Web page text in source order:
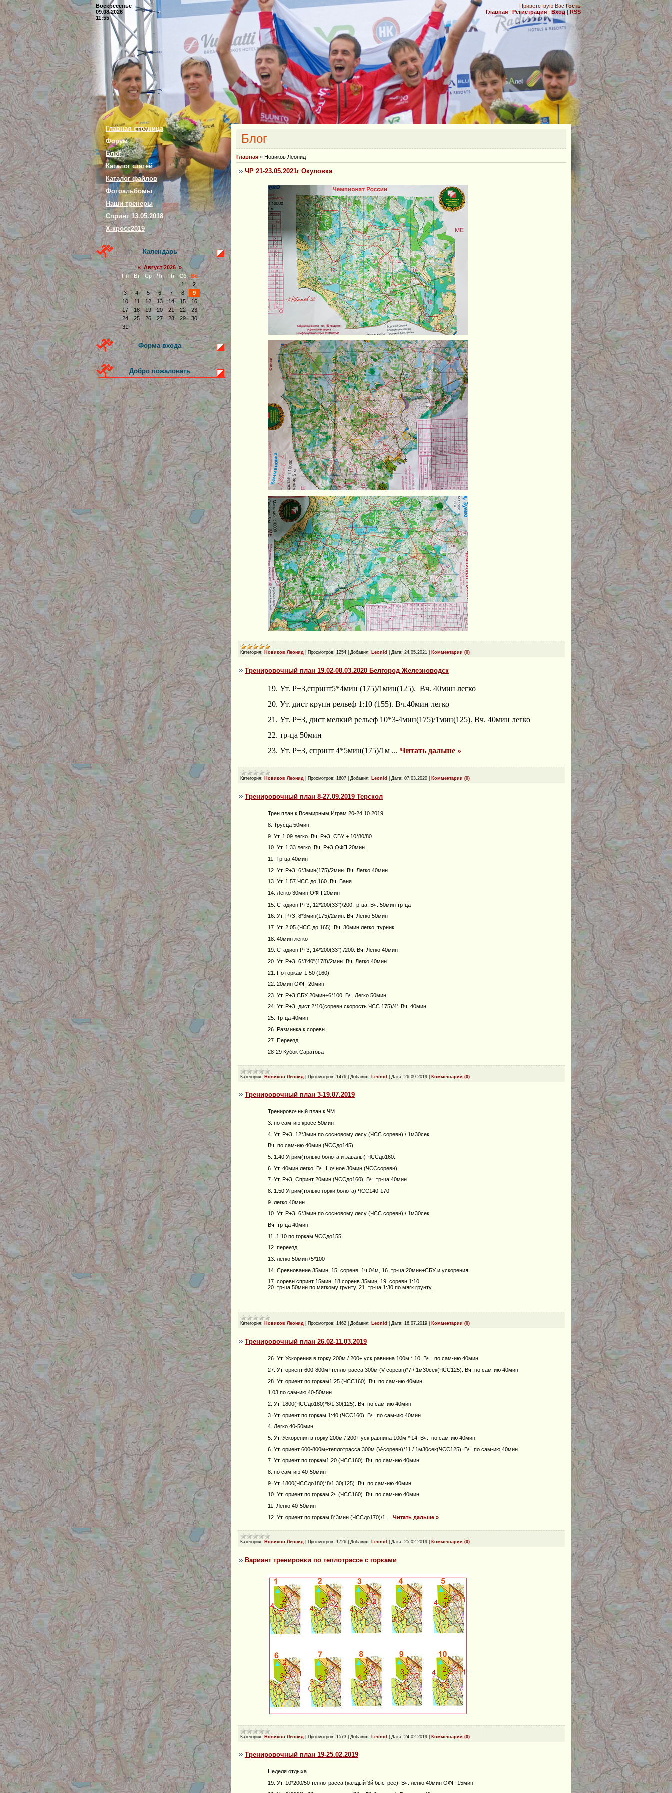
Воскресенье
09.08.2026
11:55
Приветствую Вас Гость
Главная | Регистрация | Вход | RSS
Главная страница
Форум
Блог
Каталог статей
Каталог файлов
Фотоальбомы
Наши тренеры
Спринт 13.05.2018
Х-кросс2019
Календарь
« Август 2026 »
Пн
Вт Ср Чт Пт Сб
Вс
1
2
3
4 5 6 7 8
9
10
11 12 13 14 15
16
17
18 19 20 21 22
23
24
25 26 27 28 29
30
31
Форма входа
Добро пожаловать
Блог
Главная » Новиков Леонид
ЧР 21-23.05.2021г Окуловка
Категория: Новиков Леонид Просмотров: 1254 Добавил: Leonid Дата: 24.05.2021 Комментарии (0)
Тренировочный план 19.02-08.03.2020 Белгород Железноводск
19. Ут. Р+З,спринт5*4мин (175)/1мин(125). Вч. 40мин легко
20. Ут. дист крупн рельеф 1:10 (155). Вч.40мин легко
21. Ут. Р+З, дист мелкий рельеф 10*3-4мин(175)/1мин(125). Вч. 40мин легко
22. тр-ца 50мин
23. Ут. Р+З, спринт 4*5мин(175)/1м ... Читать дальше »
Категория: Новиков Леонид Просмотров: 1607 Добавил: Leonid Дата: 07.03.2020 Комментарии (0)
Тренировочный план 8-27.09.2019 Терскол
Трен план к Всемирным Играм 20-24.10.2019
8. Трусца 50мин
9. Ут. 1:09 легко. Вч. Р+З, СБУ + 10*80/80
10. Ут. 1:33 легко. Вч. Р+З ОФП 20мин
11. Тр-ца 40мин
12. Ут. Р+З, 6*3мин(175)/2мин. Вч. Легко 40мин
13. Ут. 1:57 ЧСС до 160. Вч. Баня
14. Легко 30мин ОФП 20мин
15. Стадион Р+З, 12*200(33")/200 тр-ца. Вч. 50мин тр-ца
16. Ут. Р+З, 8*3мин(175)/2мин. Вч. Легко 50мин
17. Ут. 2:05 (ЧСС до 165). Вч. 30мин легко, турник
18. 40мин легко
19. Стадион Р+З, 14*200(33") /200. Вч. Легко 40мин
20. Ут. Р+З, 6*3'40"(178)/2мин. Вч. Легко 40мин
21. По горкам 1:50 (160)
22. 20мин ОФП 20мин
23. Ут. Р+З СБУ 20мин+6*100. Вч. Легко 50мин
24. Ут. Р+З, дист 2*10(соревн скорость ЧСС 175)/4'. Вч. 40мин
25. Тр-ца 40мин
26. Разминка к соревн.
27. Переезд
28-29 Кубок Саратова
Категория: Новиков Леонид Просмотров: 1476 Добавил: Leonid Дата: 26.09.2019 Комментарии (0)
Тренировочный план 3-19.07.2019
Тренировочный план к ЧМ
3. по сам-ию кросс 50мин
4. Ут. Р+З, 12*3мин по сосновому лесу (ЧСС соревн) / 1м30сек
Вч. по сам-ию 40мин (ЧССдо145)
5. 1:40 Угрим(только болота и завалы) ЧССдо160.
6. Ут. 40мин легко. Вч. Ночное 30мин (ЧССсоревн)
7. Ут. Р+З, Спринт 20мин (ЧССдо160). Вч. тр-ца 40мин
8. 1:50 Угрим(только горки,болота) ЧСС140-170
9. легко 40мин
10. Ут. Р+З, 6*3мин по сосновому лесу (ЧСС соревн) / 1м30сек
Вч. тр-ца 40мин
11. 1:10 по горкам ЧССдо155
12. переезд
13. легко 50мин+5*100
14. Сревнование 35мин, 15. соренв. 1ч:04м, 16. тр-ца 20мин+СБУ и ускорения.
17. соревн спринт 15мин, 18.соренв 35мин, 19. соревн 1:10
20. тр-ца 50мин по мягкому грунту. 21. тр-ца 1:30 по мягк грунту.
Категория: Новиков Леонид Просмотров: 1462 Добавил: Leonid Дата: 16.07.2019 Комментарии (0)
Тренировочный план 26.02-11.03.2019
26. Ут. Ускорения в горку 200м / 200+ уск равнина 100м * 10. Вч. по сам-ию 40мин
27. Ут. ориент 600-800м+теплотрасса 300м (V-соревн)*7 / 1м30сек(ЧСС125). Вч. по сам-ию 40мин
28. Ут. ориент по горкам1:25 (ЧСС160). Вч. по сам-ию 40мин
1.03 по сам-ию 40-50мин
2. Ут. 1800(ЧССдо180)*6/1:30(125). Вч. по сам-ию 40мин
3. Ут. ориент по горкам 1:40 (ЧСС160). Вч. по сам-ию 40мин
4. Легко 40-50мин
5. Ут. Ускорения в горку 200м / 200+ уск равнина 100м * 14. Вч. по сам-ию 40мин
6. Ут. ориент 600-800м+теплотрасса 300м (V-соревн)*11 / 1м30сек(ЧСС125). Вч. по сам-ию 40мин
7. Ут. ориент по горкам1:20 (ЧСС160). Вч. по сам-ию 40мин
8. по сам-ию 40-50мин
9. Ут. 1800(ЧССдо180)*8/1:30(125). Вч. по сам-ию 40мин
10. Ут. ориент по горкам 2ч (ЧСС160). Вч. по сам-ию 40мин
11. Легко 40-50мин
12. Ут. ориент по горкам 8*3мин (ЧССдо170)/1
Читать дальше »
Категория: Новиков Леонид Просмотров: 1726 Добавил: Leonid Дата: 25.02.2019 Комментарии (0)
Вариант тренировки по теплотрассе с горками
Категория: Новиков Леонид Просмотров: 1573 Добавил: Leonid Дата: 24.02.2019 Комментарии (0)
Тренировочный план 19-25.02.2019
Неделя отдыха.
19. Ут. 10*200/50 теплотрасса (каждый 3й быстрее). Вч. легко 40мин ОФП 15мин